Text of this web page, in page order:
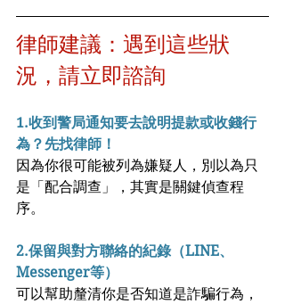
律師建議：遇到這些狀
況，請立即諮詢
1.收到警局通知要去說明提款或收錢行
為？先找律師！
因為你很可能被列為嫌疑人，別以為只
是「配合調查」，其實是關鍵偵查程
序。
2.保留與對方聯絡的紀錄（LINE、
Messenger等）
可以幫助釐清你是否知道是詐騙行為，